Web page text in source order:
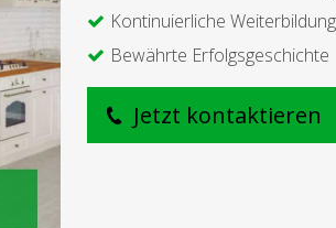
Kontinuierliche Weiterbildung
Bewährte Erfolgsgeschichte
Jetzt kontaktieren